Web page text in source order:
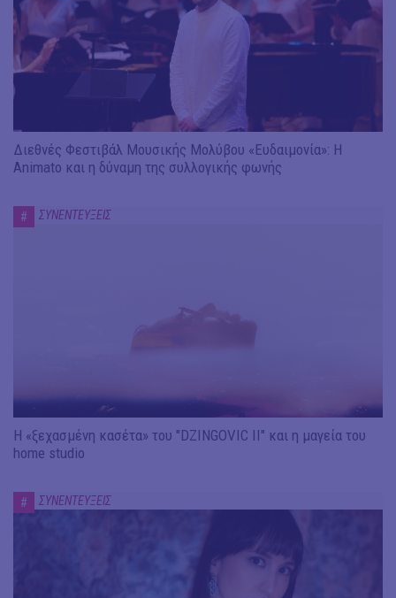
Διεθνές Φεστιβάλ Μουσικής Μολύβου «Ευδαιμονία»: Η
Animato και η δύναμη της συλλογικής φωνής
# ΣΥΝΕΝΤΕΥΞΕΙΣ
Η «ξεχασμένη κασέτα» του "DZINGOVIC II" και η μαγεία του
home studio
# ΣΥΝΕΝΤΕΥΞΕΙΣ